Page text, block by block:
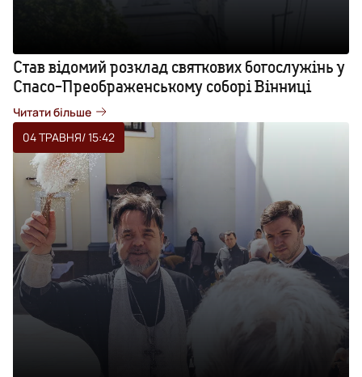
Став відомий розклад святкових богослужінь у
Спасо-Преображенському соборі Вінниці
Читати більше
04 ТРАВНЯ/ 15:42